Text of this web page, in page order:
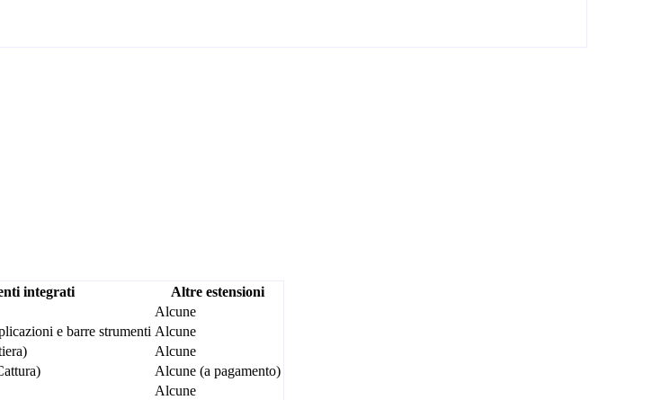
integrati
Altre estensioni
Alcune
e barre strumenti Alcune
Alcune
Alcune (a pagamento)
Alcune